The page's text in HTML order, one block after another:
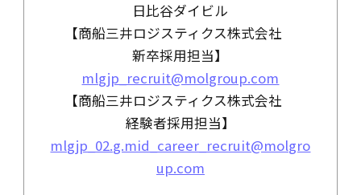
日比谷ダイビル
【商船三井ロジスティクス株式会社
新卒採用担当】
mlgjp_recruit@molgroup.com
【商船三井ロジスティクス株式会社
経験者採用担当】
mlgjp_02.g.mid_career_recruit@molgro
up.com